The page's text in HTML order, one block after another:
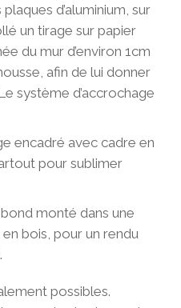
d’aluminium, sur
un tirage sur papier
du mur d’environ 1cm
afin de lui donner
système d’accrochage
encadré avec cadre en
pour sublimer
monté dans une
bois, pour un rendu
possibles.